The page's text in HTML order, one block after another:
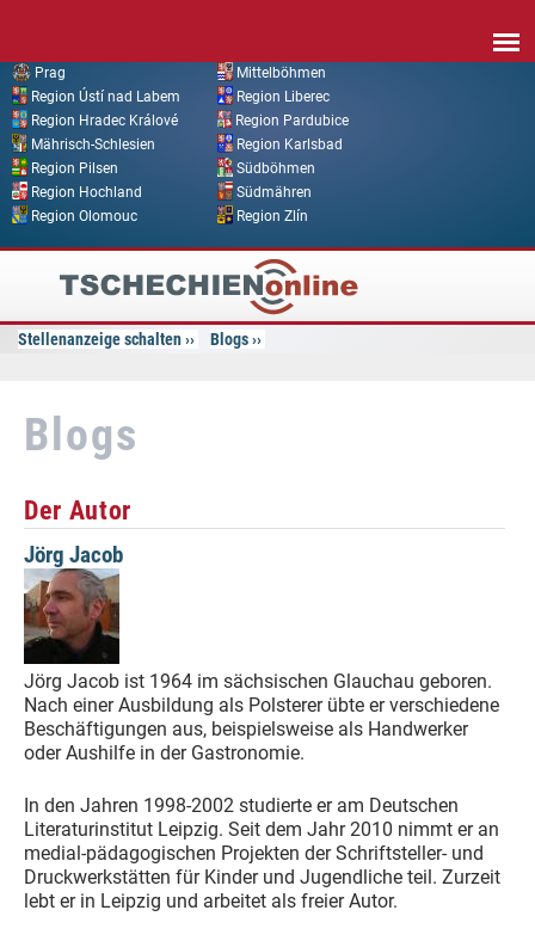
Prag
Mittelböhmen
Region Ústí nad Labem
Region Liberec
Region Hradec Králové
Region Pardubice
Mährisch-Schlesien
Region Karlsbad
Region Pilsen
Südböhmen
Region Hochland
Südmähren
Region Olomouc
Region Zlín
Tschechien
Online
Stellenanzeige schalten Blogs
Blogs
Der Autor
Jörg Jacob
Jörg Jacob ist 1964 im sächsischen Glauchau geboren.
Nach einer Ausbildung als Polsterer übte er verschiedene
Beschäftigungen aus, beispielsweise als Handwerker
oder Aushilfe in der Gastronomie.
In den Jahren 1998-2002 studierte er am Deutschen
Literaturinstitut Leipzig. Seit dem Jahr 2010 nimmt er an
medial-pädagogischen Projekten der Schriftsteller- und
Druckwerkstätten für Kinder und Jugendliche teil. Zurzeit
lebt er in Leipzig und arbeitet als freier Autor.